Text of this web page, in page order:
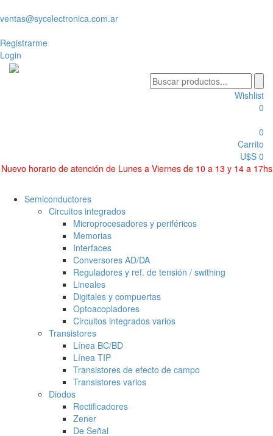
ventas@sycelectronica.com.ar
Registrarme
Login
Wishlist
0
0
Carrito
U$S 0
Nuevo horario de atención de Lunes a Viernes de 10 a 13 y 14 a 17hs
Semiconductores
Circuitos integrados
Microprocesadores y periféricos
Memorias
Interfaces
Conversores AD/DA
Reguladores y ref. de tensión / swithing
Lineales
Digitales y compuertas
Optoacopladores
Circuitos integrados varios
Transistores
Línea BC/BD
Línea TIP
Transistores de efecto de campo
Transistores varios
Diodos
Rectificadores
Zener
De Señal